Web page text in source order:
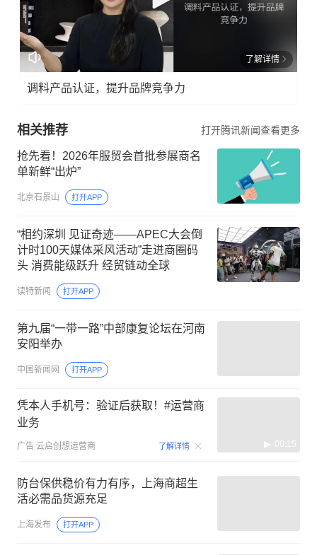
了解详情
调料产品认证，提升品牌竞争力
相关推荐 打开腾讯新闻查看更多
抢先看！2026年服贸会首批参展商名
单新鲜“出炉”
北京石景山 打开APP
“相约深圳 见证奇迹——APEC大会倒
计时100天媒体采风活动”走进商圈码
头 消费能级跃升 经贸链动全球
读特新闻 打开APP
第九届“一带一路”中部康复论坛在河南
安阳举办
中国新闻网 打开APP
凭本人手机号：验证后获取！#运营商
业务
广告 云启创想运营商 了解详情 00:15
防台保供稳价有力有序，上海商超生
活必需品货源充足
上海发布 打开APP